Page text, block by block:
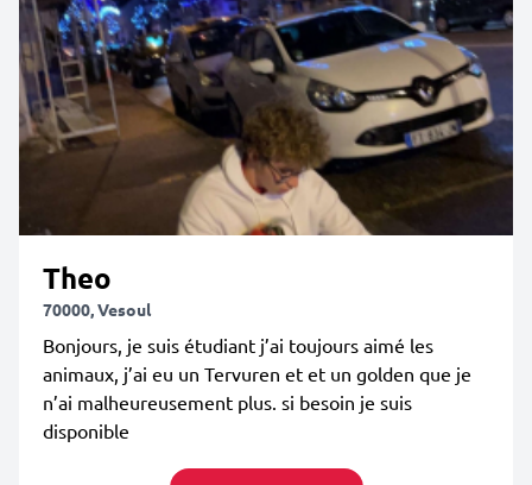
Theo
70000, Vesoul
Bonjours, je suis étudiant j’ai toujours aimé les
animaux, j’ai eu un Tervuren et et un golden que je
n’ai malheureusement plus. si besoin je suis
disponible